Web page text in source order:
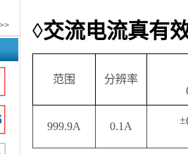
◊交流电流真有
范围
分辨率
999.9A 0.1A